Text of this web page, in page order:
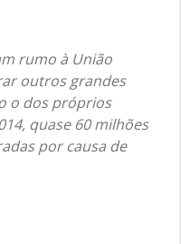
rumo à União
outros grandes
o dos próprios
quase 60 milhões
por causa de